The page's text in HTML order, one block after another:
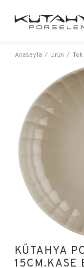
Anasayfa Ürün
KÜTAHYA
15CM.KASE